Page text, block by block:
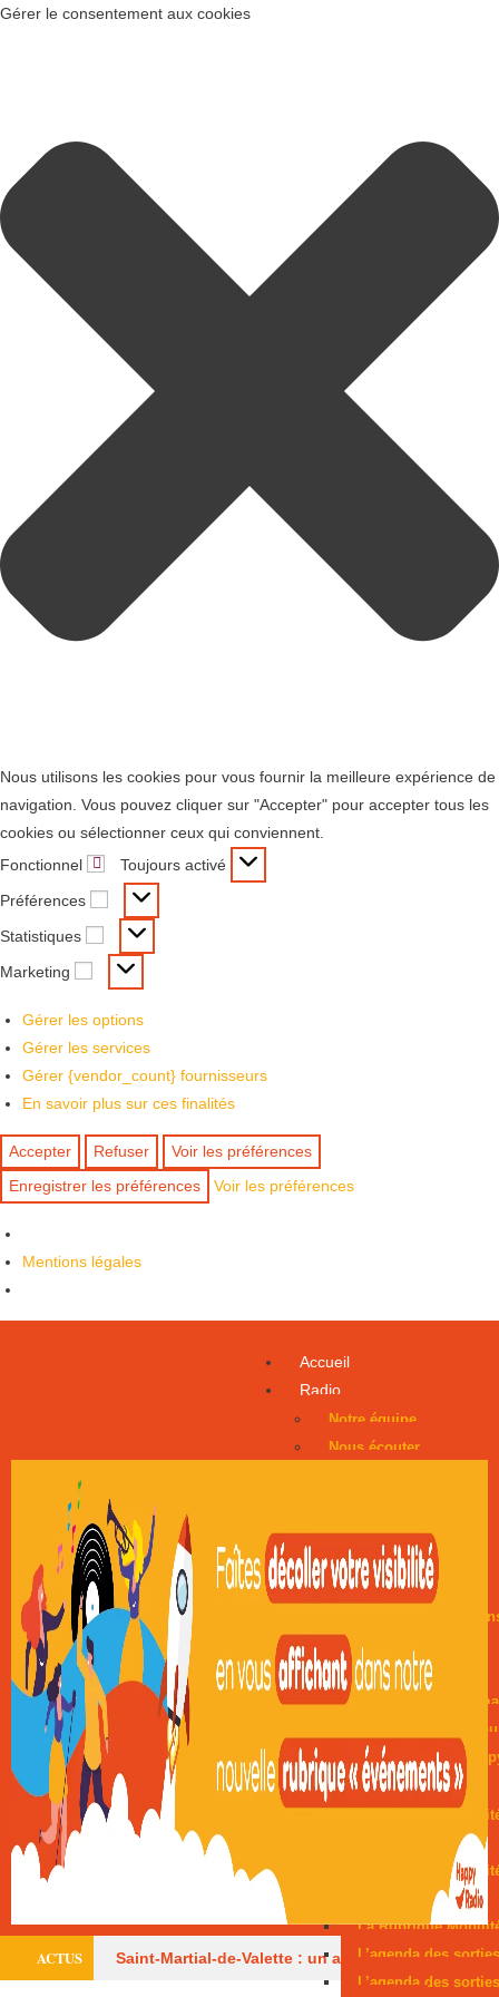
Gérer le consentement aux cookies
Nous utilisons les cookies pour vous fournir la meilleure expérience de
navigation. Vous pouvez cliquer sur "Accepter" pour accepter tous les
cookies ou sélectionner ceux qui conviennent.
Fonctionnel
Toujours activé
Préférences
Statistiques
Marketing
Gérer les options
Gérer les services
Gérer {vendor_count} fournisseurs
En savoir plus sur ces finalités
Accepter Refuser
Voir les préférences
Enregistrer les préférences
Voir les préférences
Mentions légales
Accueil
Radio
Notre équipe
Nous écouter
Publicité
Infos
Podcasts
Actualités &
Le journal local
Éco 24
Fil rouge de la
C’est qui ce
Les interviews
Mobilité & Sorties
La Rubrique
La Rubrique
La Rubrique
L’agenda des
L’agenda des sorties
ACTUS Saint-Martial-de-Valette : un adolescent évacué